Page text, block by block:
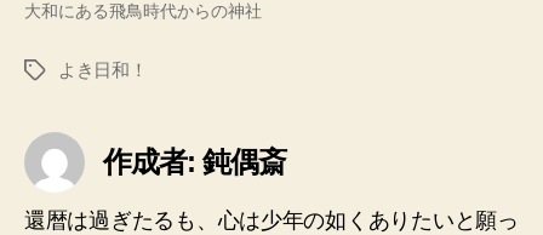
大和にある飛鳥時代からの神社
タ
よき日和！
作成者: 鈍偶斎
還暦は過ぎたるも、心は少年の如くありたいと願っ